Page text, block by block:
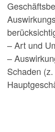
– Art und
–
Schaden